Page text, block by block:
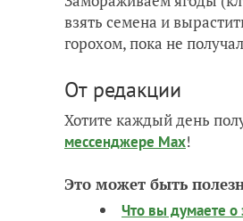
взять семена и
горохом, пока не
От редакции
Хотите каждый день
мессенджере Max!
Это может быть
Что вы думаете о